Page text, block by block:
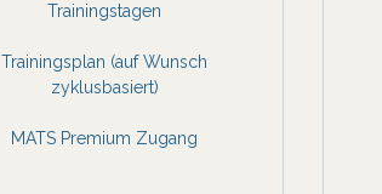
Trainingstagen
Trainingsplan (auf Wunsch
zyklusbasiert)
MATS Premium Zugang